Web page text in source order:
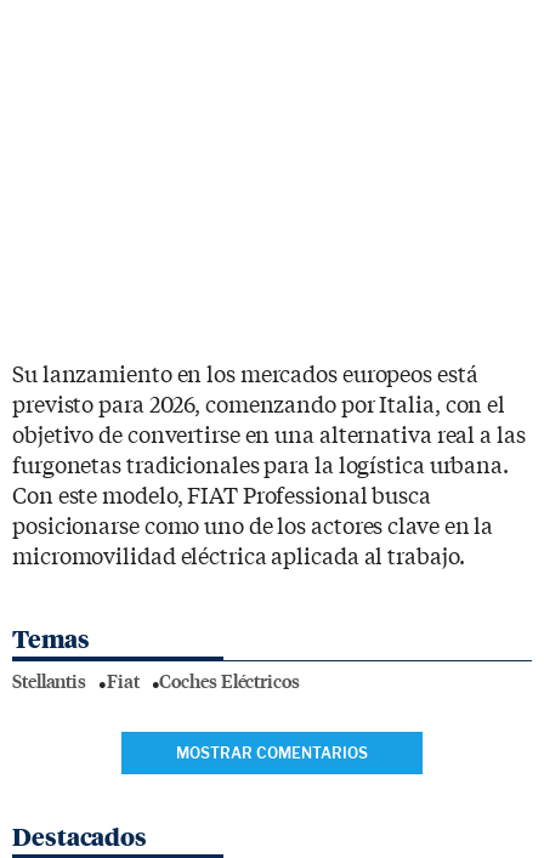
Su lanzamiento en los mercados europeos está
previsto para 2026, comenzando por Italia, con el
objetivo de convertirse en una alternativa real a las
furgonetas tradicionales para la logística urbana.
Con este modelo, FIAT Professional busca
posicionarse como uno de los actores clave en la
micromovilidad eléctrica aplicada al trabajo.
Temas
Stellantis Fiat Coches Eléctricos
MOSTRAR COMENTARIOS
Destacados